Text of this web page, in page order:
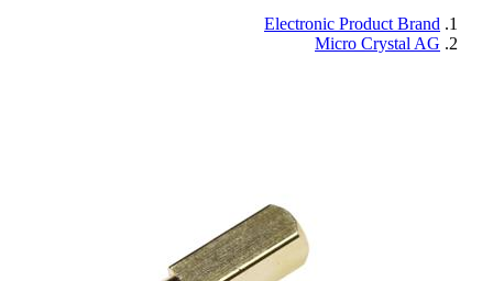
Electronic Product Brand
Micro Crystal AG